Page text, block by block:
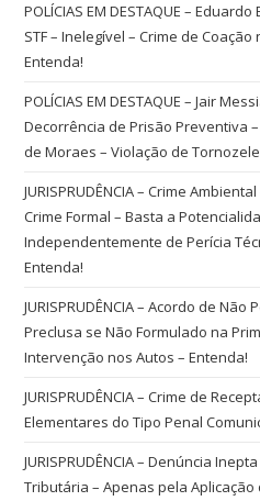
POLÍCIAS EM DESTAQUE –
STF – Inelegível – Crime de
Entenda!
POLÍCIAS EM DESTAQUE – Jair
Decorrência de Prisão Preventiva
de Moraes – Violação de
JURISPRUDÊNCIA – Crime
Crime Formal – Basta a
Independentemente de Perícia
Entenda!
JURISPRUDÊNCIA – Acordo de
Preclusa se Não Formulado na
Intervenção nos Autos – Entenda!
JURISPRUDÊNCIA – Crime de
Elementares do Tipo Penal
JURISPRUDÊNCIA – Denúncia
Tributária – Apenas pela